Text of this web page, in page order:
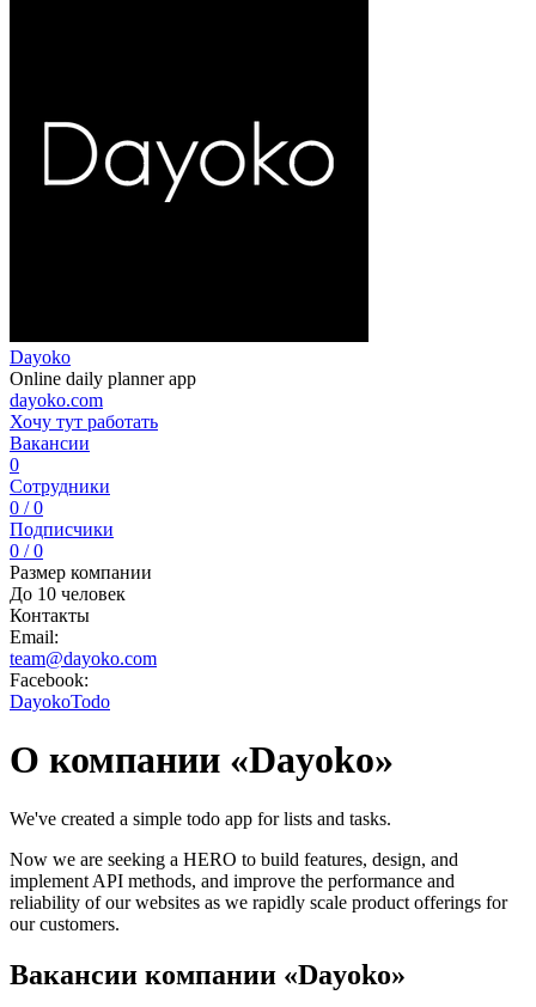
Dayoko
Online daily planner app
dayoko.com
Хочу тут работать
Вакансии
0
Сотрудники
0 / 0
Подписчики
0 / 0
Размер компании
До 10 человек
Контакты
Email:
team@dayoko.com
Facebook:
DayokoTodo
О компании «Dayoko»
We've created a simple todo app for lists and tasks.
Now we are seeking a HERO to build features, design, and
implement API methods, and improve the performance and
reliability of our websites as we rapidly scale product offerings for
our customers.
Вакансии компании «Dayoko»